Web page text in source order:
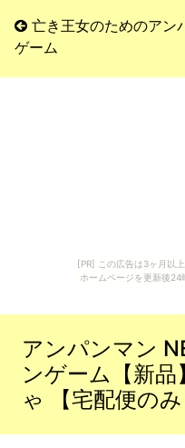
[PR] この広告は3ヶ月以
ホームページを更新後24
亡き王女のためのアン
ゲーム
アンパンマン
ンゲーム【新品
ゃ 【宅配便のみ